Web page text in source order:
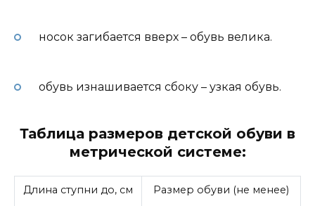
носок загибается вверх – обувь велика.
обувь изнашивается сбоку – узкая обувь.
Таблица размеров детской обуви в
метрической системе:
Длина ступни до, см Размер обуви (не менее)